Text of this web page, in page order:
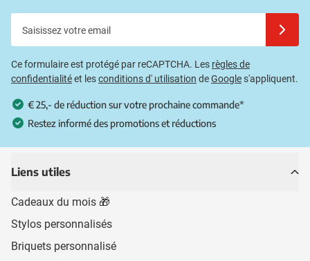
Ce formulaire est protégé par reCAPTCHA. Les règles de
confidentialitéet lesconditions d' utilisation deGoogles'appliquent.
€ 25,- de réduction sur votre prochaine commande*
Restez informé des promotions et réductions
Liens utiles
Cadeaux du mois 🎁
Stylos personnalisés
Briquets personnalisé